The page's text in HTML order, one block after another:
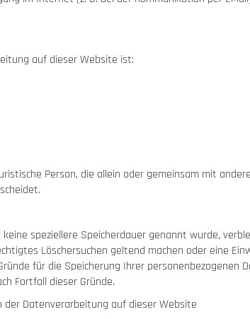
auf dieser Website ist:
Person, die allein oder gemeinsam mit
speziellere Speicherdauer genannt wurde,
Löschersuchen geltend machen oder eine
für die Speicherung Ihrer
Fortfall dieser Gründe.
der Datenverarbeitung auf dieser Website